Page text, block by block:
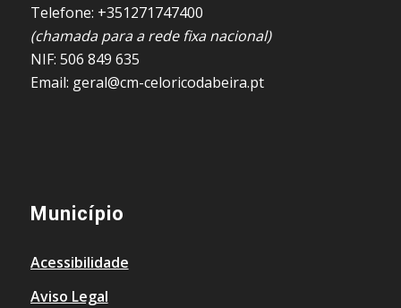
Telefone: +351271747400
(chamada para a rede fixa nacional)
NIF: 506 849 635
Email: geral@cm-celoricodabeira.pt
Município
Acessibilidade
Aviso Legal